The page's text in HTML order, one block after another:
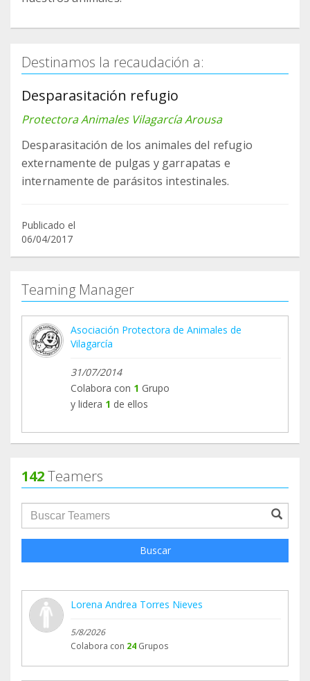
Destinamos la recaudación a:
Desparasitación refugio
Protectora Animales Vilagarcía Arousa
Desparasitación de los animales del refugio
externamente de pulgas y garrapatas e
internamente de parásitos intestinales.
Publicado el
06/04/2017
Teaming Manager
Asociación Protectora de Animales de
Vilagarcía
31/07/2014
Colabora con 1 Grupo
y lidera 1 de ellos
142Teamers
groupProfile.searchForm.search.text???
Buscar
Lorena Andrea Torres Nieves
5/8/2026
Colabora con 24 Grupos